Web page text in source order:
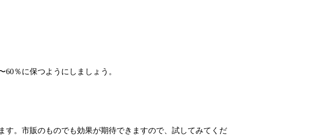
％に保つようにしましょう。
。市販のものでも効果が期待できますので、試してみてくだ